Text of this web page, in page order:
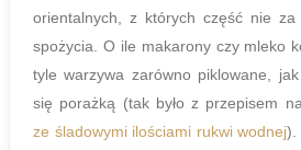
orientalnych, z których część nie
spożycia. O ile makarony czy mleko
tyle warzywa zarówno piklowane,
się porażką (tak było z przepisem
ze śladowymi ilościami rukwi wodnej).